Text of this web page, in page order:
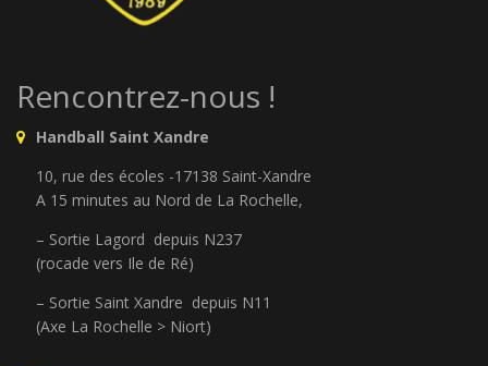
Rencontrez-nous !
Handball Saint Xandre
10, rue des écoles -17138 Saint-Xandre
A 15 minutes au Nord de La Rochelle,
– Sortie Lagord depuis N237
(rocade vers Ile de Ré)
– Sortie Saint Xandre depuis N11
(Axe La Rochelle > Niort)